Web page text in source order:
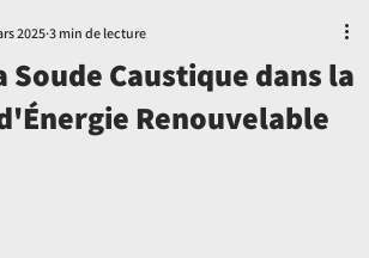
Soude Caustique dans la
Renouvelable
2025 3 min de lecture